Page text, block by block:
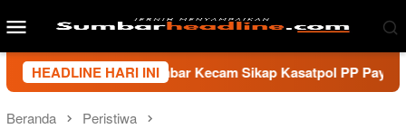
ke
Menu
Mobile
HEADLINE HARI INI
Sumbar Kecam Sikap Kasatpol PP Payakumbuh,
Beranda Peristiwa